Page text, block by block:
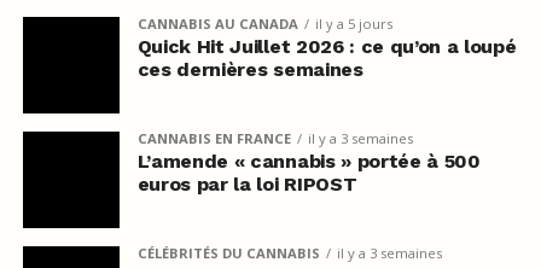
CANNABIS AU CANADA il y a 5 jours
Quick Hit Juillet 2026 : ce qu’on a loupé
ces dernières semaines
CANNABIS EN FRANCE il y a 3 semaines
L’amende « cannabis » portée à 500
euros par la loi RIPOST
CÉLÉBRITÉS DU CANNABIS il y a 3 semaines